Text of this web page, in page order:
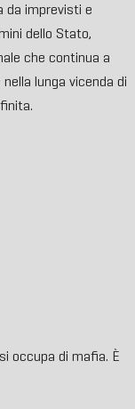
da imprevisti e
dello Stato,
che continua a
lunga vicenda di
occupa di mafia. È